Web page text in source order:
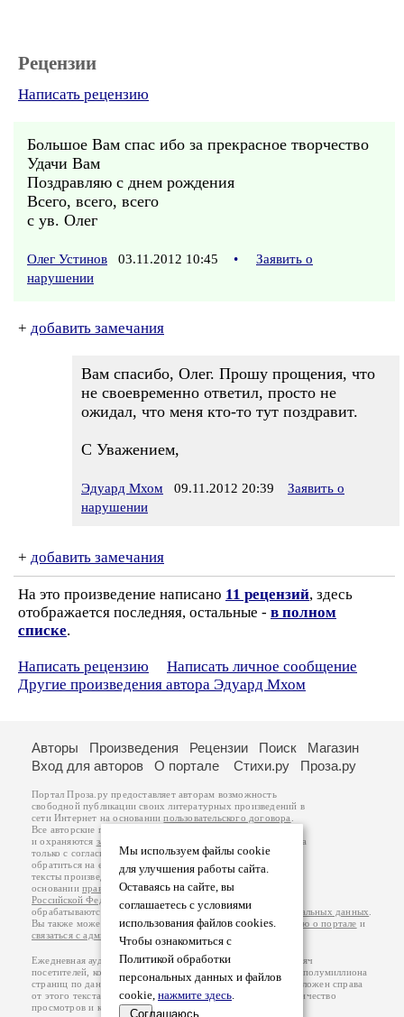
Рецензии
Написать рецензию
Большое Вам спас ибо за прекрасное творчество
Удачи Вам
Поздравляю с днем рождения
Всего, всего, всего
с ув. Олег
Олег Устинов 03.11.2012 10:45 •
Заявить о
нарушении
+ добавить замечания
Вам спасибо, Олег. Прошу прощения, что
не своевременно ответил, просто не
ожидал, что меня кто-то тут поздравит.
С Уважением,
Эдуард Мхом 09.11.2012 20:39
Заявить о
нарушении
+ добавить замечания
На это произведение написано 11 рецензий, здесь
отображается последняя, остальные - в полном
списке.
Написать рецензию
Написать личное сообщение
Другие произведения автора Эдуард Мхом
Мы используем файлы cookie
для улучшения работы сайта.
Оставаясь на сайте, вы
соглашаетесь с условиями
использования файлов cookies.
Чтобы ознакомиться с
Политикой обработки
персональных данных и файлов
cookie, нажмите здесь.
Соглашаюсь
Авторы Произведения Рецензии Поиск
Магазин
Вход для авторов
О портале Стихи.ру Проза.ру
Портал Проза.ру предоставляет авторам возможность
свободной публикации своих литературных произведений в
сети Интернет на основаниипользовательского договора
Все авторские права на произведения принадлежат авторам
и охраняются законом
. Перепечатка произведений возможна
только с согласия его автора, к которому вы можете
обратиться на его авторской странице. Ответственность за
тексты произведений авторы несут самостоятельно на
основанииправил публикацииизаконодательства
Российской Федерации
обрабатываются на основанииПолитики обработки персональных данных
Вы также можете посмотреть более подробнуюинформацию о портале и
связаться с администрацией
Ежедневная аудитория портала Проза.ру – порядка 100 тысяч
посетителей, которые в общей сумме просматривают более полумиллиона
страниц по данным счетчика посещаемости, который расположен справа
от этого текста. В каждой графе указано по две цифры: количество
просмотров и количество посетителей.